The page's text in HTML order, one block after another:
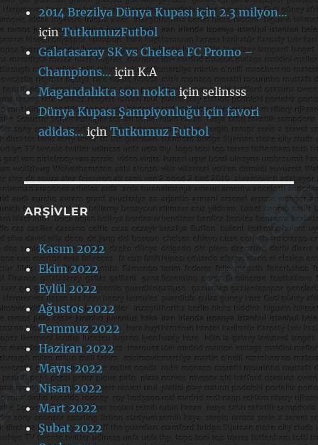
2014 Brezilya Dünya Kupası için 2.3 milyon…
içinTutkumuzFutbol
Galatasaray SK vs Chelsea FC Promo –
Champions…içinK.A
Magandalıkta son noktaiçinselinsss
Dünya Kupası Şampiyonluğu için favori
adidas…içinTutkumuz Futbol
ARŞIVLER
Kasım 2022
Ekim 2022
Eylül 2022
Ağustos 2022
Temmuz 2022
Haziran 2022
Mayıs 2022
Nisan 2022
Mart 2022
Şubat 2022